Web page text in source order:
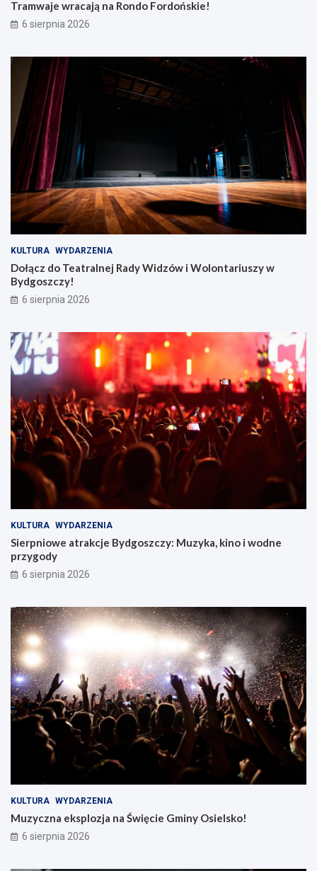
F
o
r
o
e
!
W
i
d
ó
o
n
r
i
u
s
z
w
B
y
o
s
z
c
z
y
!
Tramwaje wracają na Rondo Fordońskie!
6 sierpnia 2026
KULTURA WYDARZENIA
Dołącz do Teatralnej Rady Widzów i Wolontariuszy w
Bydgoszczy!
6 sierpnia 2026
KULTURA WYDARZENIA
Sierpniowe atrakcje Bydgoszczy: Muzyka, kino i wodne
przygody
6 sierpnia 2026
KULTURA WYDARZENIA
Muzyczna eksplozja na Święcie Gminy Osielsko!
6 sierpnia 2026